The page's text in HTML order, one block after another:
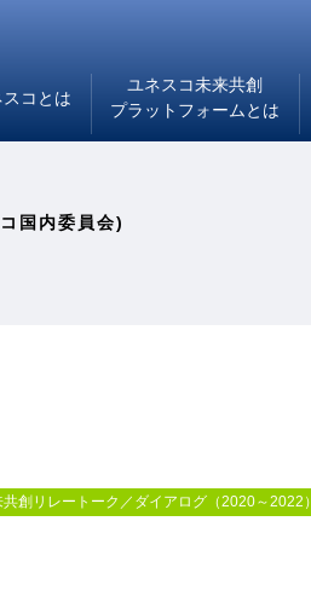
スコとは
ユネスコ未来共創
プラットフォームとは
国内委員会)
創リレートーク／ダイアログ（2020～2022）